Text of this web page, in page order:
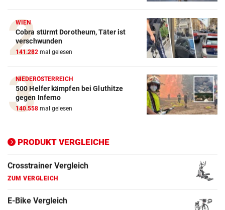
WIEN
Cobra stürmt Dorotheum, Täter ist
verschwunden
141.282 mal gelesen
NIEDERÖSTERREICH
500 Helfer kämpfen bei Gluthitze
gegen Inferno
140.558 mal gelesen
PRODUKT VERGLEICHE
Crosstrainer Vergleich
ZUM VERGLEICH
E-Bike Vergleich
ZUM VERGLEICH
Elektro-Scooter Vergleich
ZUM VERGLEICH
ZUM VERGLEICH
Fahrrad Test
ZUM VERGLEICH
Fahrradanhänger Vergleich